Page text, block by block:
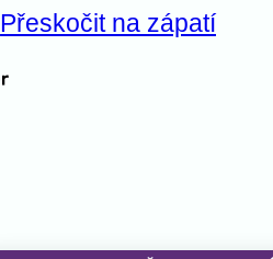
Přeskočit na zápatí